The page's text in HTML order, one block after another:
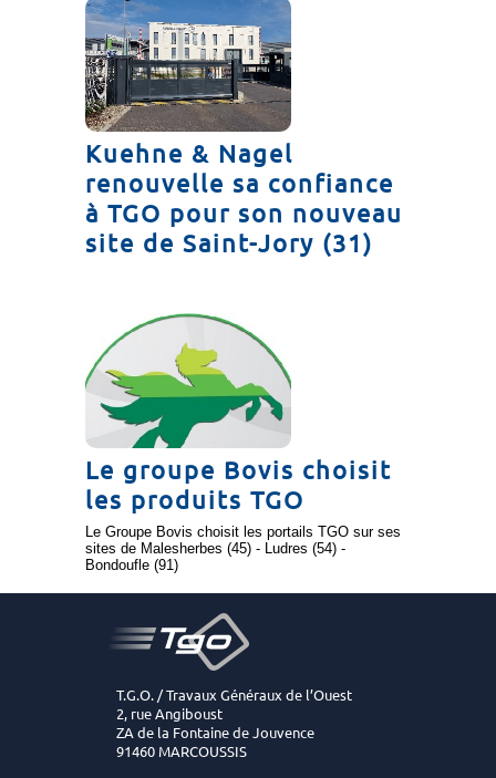
Kuehne & Nagel
renouvelle sa confiance
à TGO pour son nouveau
site de Saint-Jory (31)
Le groupe Bovis choisit
les produits TGO
Le Groupe Bovis choisit les portails TGO sur ses
sites de Malesherbes (45) - Ludres (54) -
Bondoufle (91)
T.G.O. / Travaux Généraux de l’Ouest
2, rue Angiboust
ZA de la Fontaine de Jouvence
91460 MARCOUSSIS